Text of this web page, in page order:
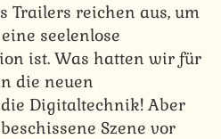
Trailers reichen aus, um
seelenlose
ist. Was hatten wir für
die neuen
Digitaltechnik! Aber
Szene vor